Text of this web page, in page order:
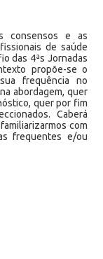
consensos e as
de saúde
das 4ªs Jornadas
propõe-se o
frequência no
abordagem, quer
quer por fim
Caberá
com
frequentes e/ou